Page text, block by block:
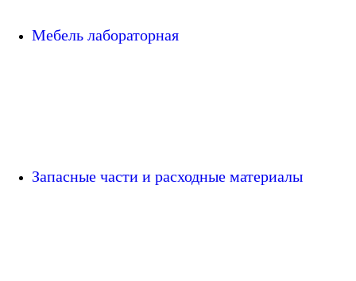
Мебель лабораторная
Запасные части и расходные материалы